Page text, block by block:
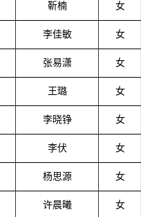
靳楠 女
李佳敏 女
张易潇 女
王璐 女
李晓铮 女
李伏 女
杨思源 女
许晨曦 女